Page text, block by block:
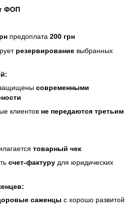
ФОП
предоплата 200 грн
резервирование выбранных
современными
клиентов не передаются третьим
товарный чек
счет-фактуру для юридических
саженцы с хорошо развитой